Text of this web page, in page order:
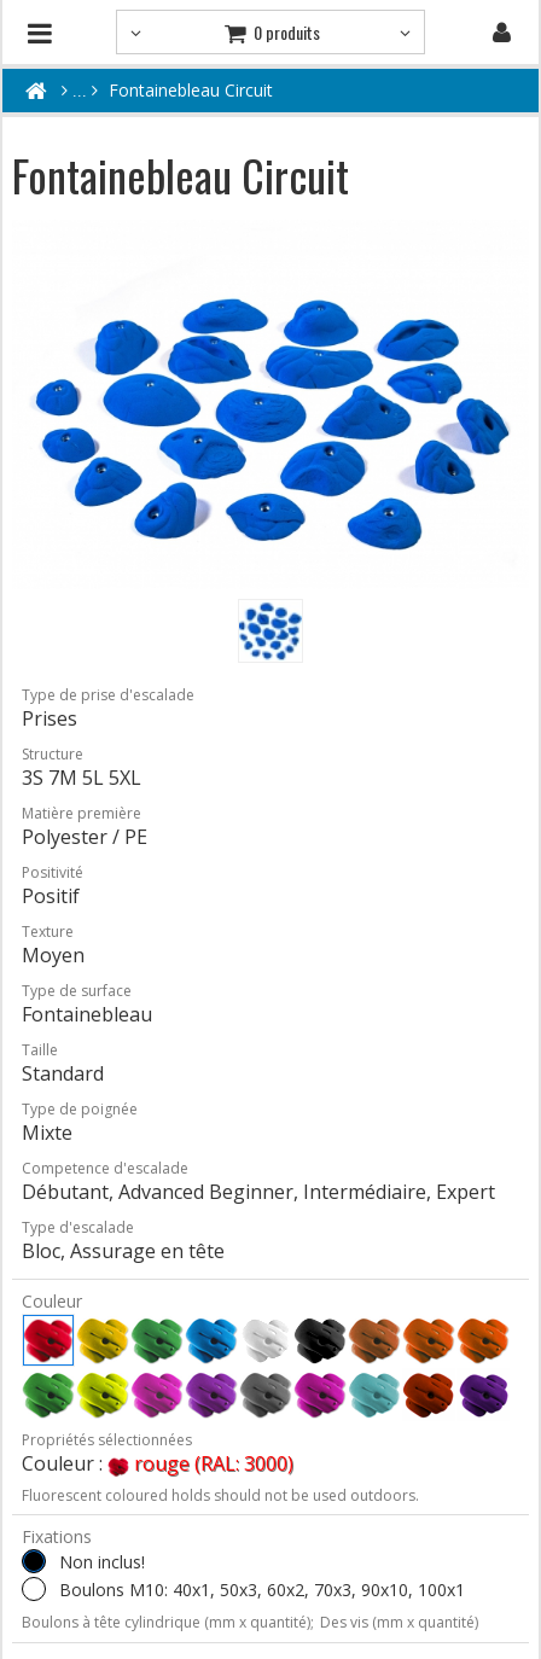
0 produits
Fontainebleau Circuit
Fontainebleau Circuit
Type de prise d'escalade
Prises
Structure
3S 7M 5L 5XL
Matière première
Polyester / PE
Positivité
Positif
Texture
Moyen
Type de surface
Fontainebleau
Taille
Standard
Type de poignée
Mixte
Competence d'escalade
Débutant, Advanced Beginner, Intermédiaire, Expert
Type d'escalade
Bloc, Assurage en tête
Couleur
Propriétés sélectionnées
Couleur : rouge (RAL: 3000)
Fluorescent coloured holds should not be used outdoors.
Fixations
Non inclus!
Boulons M10: 40x1, 50x3, 60x2, 70x3, 90x10, 100x1
Boulons à tête cylindrique (mm x quantité); Des vis (mm x quantité)